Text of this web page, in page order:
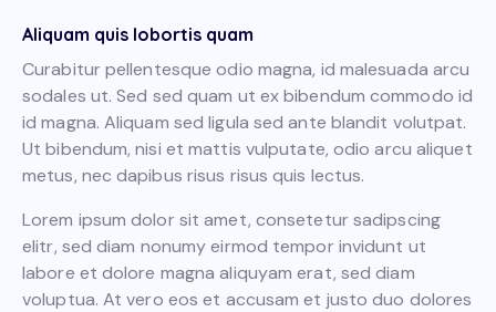
Aliquam quis lobortis quam
Curabitur pellentesque odio magna, id malesuada arcu
sodales ut. Sed sed quam ut ex bibendum commodo id
id magna. Aliquam sed ligula sed ante blandit volutpat.
Ut bibendum, nisi et mattis vulputate, odio arcu aliquet
metus, nec dapibus risus risus quis lectus.
Lorem ipsum dolor sit amet, consetetur sadipscing
elitr, sed diam nonumy eirmod tempor invidunt ut
labore et dolore magna aliquyam erat, sed diam
voluptua. At vero eos et accusam et justo duo dolores